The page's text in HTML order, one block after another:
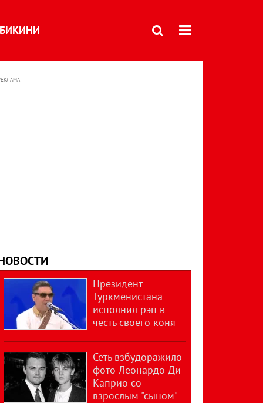
БИКИНИ
Президент
Туркменистана
исполнил рэп в
честь своего коня
Сеть взбудоражило
фото Леонардо Ди
Каприо со
взрослым "сыном"